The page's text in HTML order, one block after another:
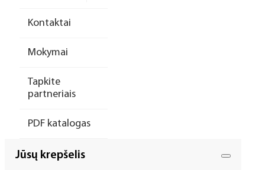
Kontaktai
Mokymai
Tapkite
partneriais
PDF katalogas
Jūsų krepšelis